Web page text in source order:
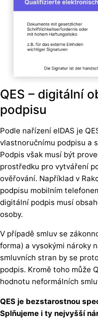
QES – digitální
podpisu
Podle nařízení eIDAS je
vlastnoručnímu podpisu a
Podpis však musí být
prostředku pro vytváření
ověřování. Například v
podpisu mobilním
digitální podpis musí
osoby.
V případě smluv se
forma) a vysokými nároky
smluvních stran by se
podpis. Kromě toho může
hodnotu neformálních
QES je bezstarostnou
Splňujeme i ty nejvyšší